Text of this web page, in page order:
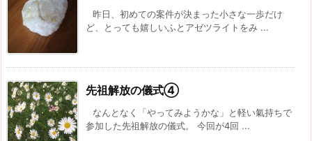
昨日、初めての案件が決まった小さな一歩だけ
ど、とっても嬉しいふとアゼツライトをみ ...
先祖解放の儀式④
なんとなく「やってみようかな」と軽い氣持ちで
参加した先祖解放の儀式。 今回が4回 ...